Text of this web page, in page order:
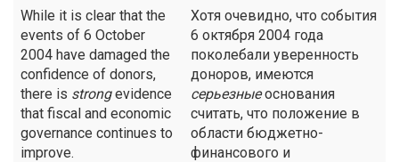
While it is clear that the
events of 6 October
2004 have damaged the
confidence of donors,
there is strongevidence
that fiscal and economic
governance continues to
improve.
Хотя очевидно, что события
6 октября 2004 года
поколебали уверенность
доноров, имеются
серьезныеоснования
считать, что положение в
области бюджетно-
финансового и